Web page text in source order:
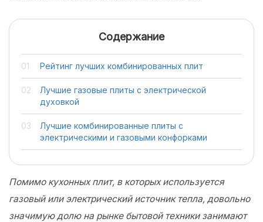
Содержание
Рейтинг лучших комбинированных плит
Лучшие газовые плиты с электрической
духовкой
Лучшие комбинированные плиты с
электрическими и газовыми конфорками
Помимо кухонных плит, в которых используется
газовый или электрический источник тепла, довольно
значимую долю на рынке бытовой техники занимают